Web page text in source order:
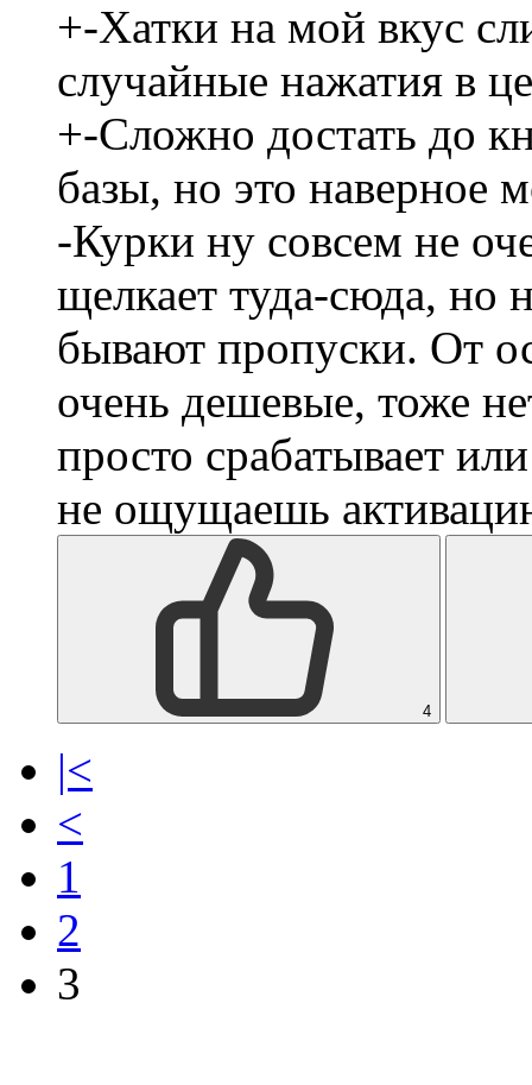
+-Хатки на мой вкус
случайные нажатия в
+-Сложно достать до
базы, но это наверное
-Курки ну совсем не
щелкает туда-сюда, но
бывают пропуски. От
очень дешевые, тоже
просто срабатывает
не ощущаешь
4
|<
<
1
2
3